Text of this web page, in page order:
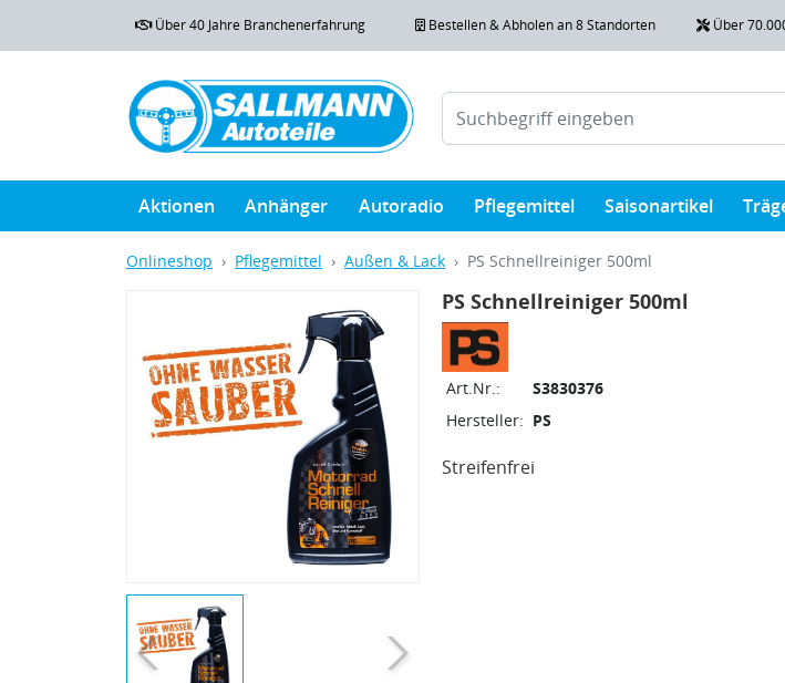
Über 40 Jahre Branchenerfahrung Bestellen & Abholen an 8 Standorten Über
Aktionen Anhänger Autoradio Pflegemittel Saisonartikel
Onlineshop Pflegemittel Außen & Lack PS Schnellreiniger 500ml
PS Schnellreiniger 500ml
Art.Nr.:
S3830376
Hersteller: PS
Streifenfrei